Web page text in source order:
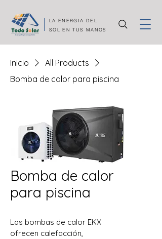
LA ENERGIA DEL
SOL EN TUS MANOS
Inicio
All Products
Bomba de calor para piscina
Bomba de calor
para piscina
Las bombas de calor EKX
ofrecen calefacción,